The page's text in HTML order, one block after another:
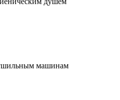
машинам